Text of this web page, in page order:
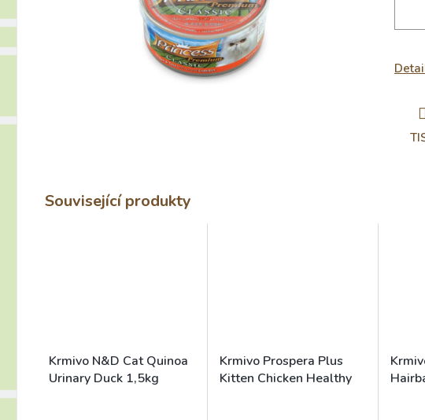
Související produkty
Krmivo N&D Cat Quinoa
Urinary Duck 1,5kg
Krmivo Prospera Plus
Kitten Chicken Healthy